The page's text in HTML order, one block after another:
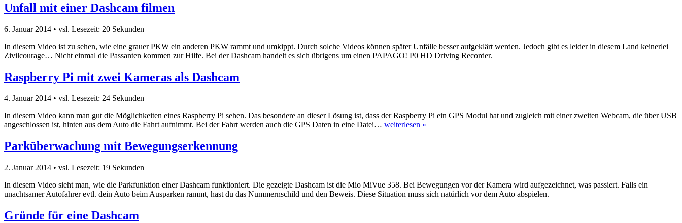
Unfall mit einer Dashcam filmen
6. Januar 2014 • vsl. Lesezeit: 20 Sekunden
In diesem Video ist zu sehen, wie eine grauer PKW ein anderen PKW rammt und umkippt. Durch solche Videos können später Unfälle besser aufgeklärt werden. Jedoch gibt es leider in diesem Land keinerlei
Zivilcourage… Nicht einmal die Passanten kommen zur Hilfe. Bei der Dashcam handelt es sich übrigens um einen PAPAGO! P0 HD Driving Recorder.
Raspberry Pi mit zwei Kameras als Dashcam
4. Januar 2014 • vsl. Lesezeit: 24 Sekunden
In diesem Video kann man gut die Möglichkeiten eines Raspberry Pi sehen. Das besondere an dieser Lösung ist, dass der Raspberry Pi ein GPS Modul hat und zugleich mit einer zweiten Webcam, die über USB
angeschlossen ist, hinten aus dem Auto die Fahrt aufnimmt. Bei der Fahrt werden auch die GPS Daten in eine Datei… weiterlesen »
Parküberwachung mit Bewegungserkennung
2. Januar 2014 • vsl. Lesezeit: 19 Sekunden
In diesem Video sieht man, wie die Parkfunktion einer Dashcam funktioniert. Die gezeigte Dashcam ist die Mio MiVue 358. Bei Bewegungen vor der Kamera wird aufgezeichnet, was passiert. Falls ein
unachtsamer Autofahrer evtl. dein Auto beim Ausparken rammt, hast du das Nummernschild und den Beweis. Diese Situation muss sich natürlich vor dem Auto abspielen.
Gründe für eine Dashcam